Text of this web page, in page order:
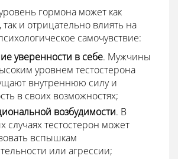
гормона может как
и отрицательно влиять на
самочувствие:
уверенности в себе. Мужчины
уровнем тестостерона
внутреннюю силу и
в своих возможностях;
возбудимости. В
случаях тестостерон может
вспышкам
или агрессии;